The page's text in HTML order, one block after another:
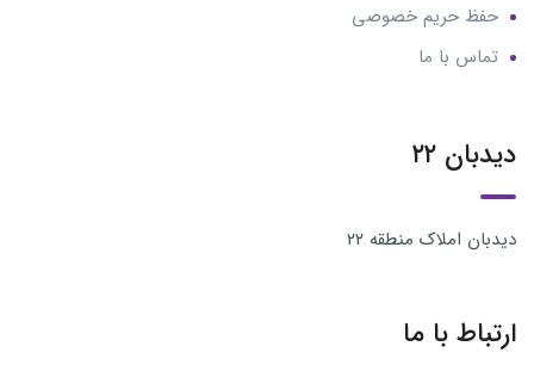
حفظ حریم خصوصی
تماس با ما
۲۲
املاک منطقه ۲۲
با ما